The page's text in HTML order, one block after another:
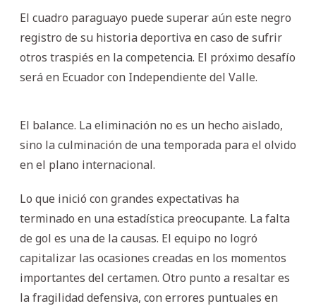
El cuadro paraguayo puede superar aún este negro
registro de su historia deportiva en caso de sufrir
otros traspiés en la competencia. El próximo desafío
será en Ecuador con Independiente del Valle.
El balance. La eliminación no es un hecho aislado,
sino la culminación de una temporada para el olvido
en el plano internacional.
Lo que inició con grandes expectativas ha
terminado en una estadística preocupante. La falta
de gol es una de la causas. El equipo no logró
capitalizar las ocasiones creadas en los momentos
importantes del certamen. Otro punto a resaltar es
la fragilidad defensiva, con errores puntuales en